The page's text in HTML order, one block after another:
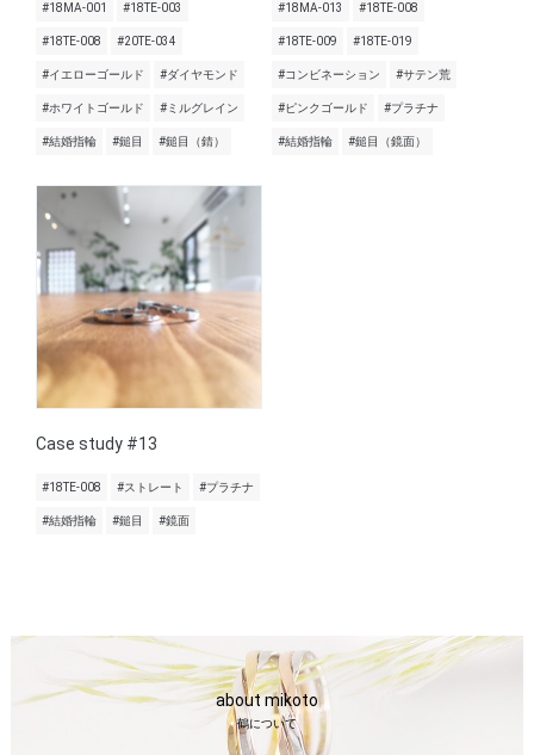
#18MA-001 #18TE-003
#18TE-008 #20TE-034
#イエローゴールド #ダイヤモンド
#ホワイトゴールド #ミルグレイン
#結婚指輪 #鎚目 #鎚目（錆）
#18MA-013 #18TE-008
#18TE-009 #18TE-019
#コンビネーション #サテン荒
#ピンクゴールド #プラチナ
#結婚指輪 #鎚目（鏡面）
Case study #13
#18TE-008 #ストレート #プラチナ
#結婚指輪 #鎚目 #鏡面
about mikoto
鶴について